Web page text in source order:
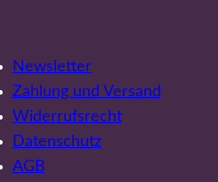
Newsletter
Zahlung und Versand
Widerrufsrecht
Datenschutz
AGB